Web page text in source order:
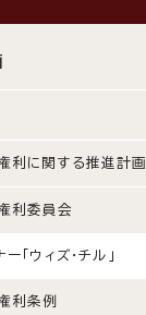
利に関する推進計画
利委員会
「ウィズ・チル」
利条例